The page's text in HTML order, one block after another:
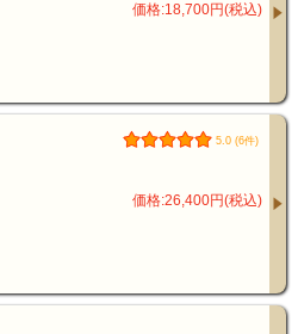
価格:18,700円(税込)
5.0 (6件)
価格:26,400円(税込)